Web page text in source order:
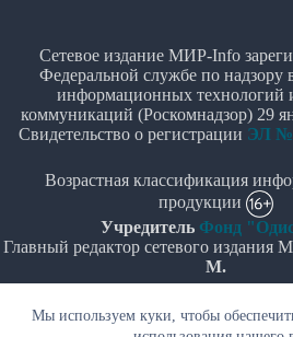
Мы используем куки, чтобы
Сетевое издание МИР-Info
Федеральной службе по надзору
информационных технологий
коммуникаций (Роскомнадзор) 29
Свидетельство о регистрации ЭЛ №
Возрастная классификация
продукции
Учредитель Фонд
Главный редактор сетевого издания
М.
Политика в отношении
данных